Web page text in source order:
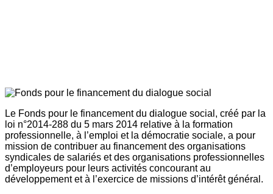
Le Fonds pour le financement du dialogue social, créé par la
loi n°2014-288 du 5 mars 2014 relative à la formation
professionnelle, à l’emploi et la démocratie sociale, a pour
mission de contribuer au financement des organisations
syndicales de salariés et des organisations professionnelles
d’employeurs pour leurs activités concourant au
développement et à l’exercice de missions d’intérêt général.